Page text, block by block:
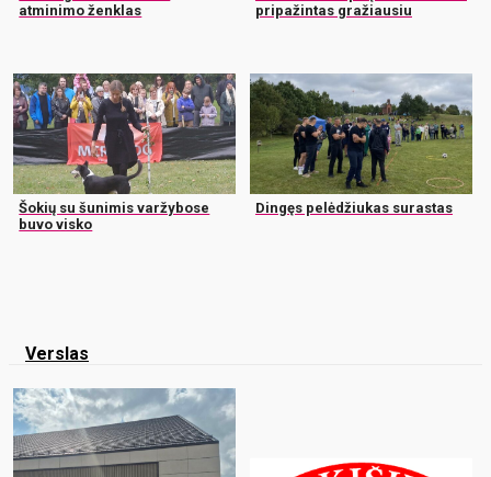
atminimo ženklas
pripažintas gražiausiu
Šokių su šunimis varžybose
buvo visko
Dingęs pelėdžiukas surastas
Verslas